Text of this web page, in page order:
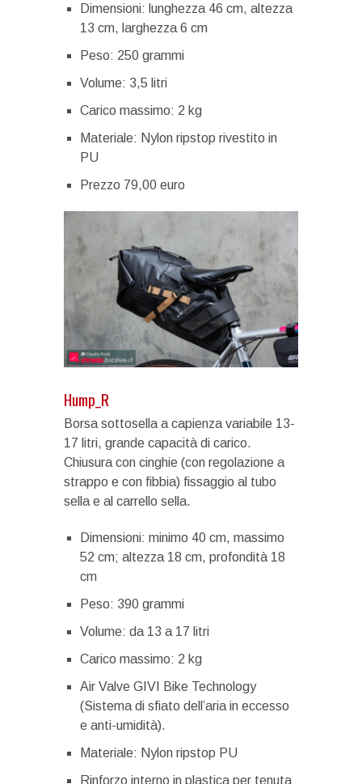
Dimensioni: lunghezza 46 cm, altezza
13 cm, larghezza 6 cm
Peso: 250 grammi
Volume: 3,5 litri
Carico massimo: 2 kg
Materiale: Nylon ripstop rivestito in
PU
Prezzo 79,00 euro
Hump_R
Borsa sottosella a capienza variabile 13-
17 litri, grande capacità di carico.
Chiusura con cinghie (con regolazione a
strappo e con fibbia) fissaggio al tubo
sella e al carrello sella.
Dimensioni: minimo 40 cm, massimo
52 cm; altezza 18 cm, profondità 18
cm
Peso: 390 grammi
Volume: da 13 a 17 litri
Carico massimo: 2 kg
Air Valve GIVI Bike Technology
(Sistema di sfiato dell’aria in eccesso
e anti-umidità).
Materiale: Nylon ripstop PU
Rinforzo interno in plastica per tenuta